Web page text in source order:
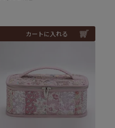
カートに入れる